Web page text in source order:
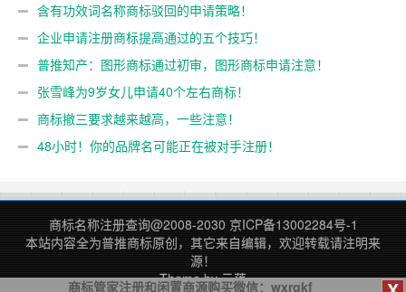
含有功效词名称商标驳回的申请策略！
企业申请注册商标提高通过的五个技巧！
普推知产：图形商标通过初审，图形商标申请注意！
张雪峰为9岁女儿申请40个左右商标！
商标撤三要求越来越高，一些注意！
48小时！你的品牌名可能正在被对手注册！
商标名称注册查询@2008-2030 京ICP备13002284号-1
本站内容全为普推商标原创，其它来自编辑，欢迎转载请注明来
源！
Theme by云落
商标管家注册和闲置商源购买微信：wxrgkf